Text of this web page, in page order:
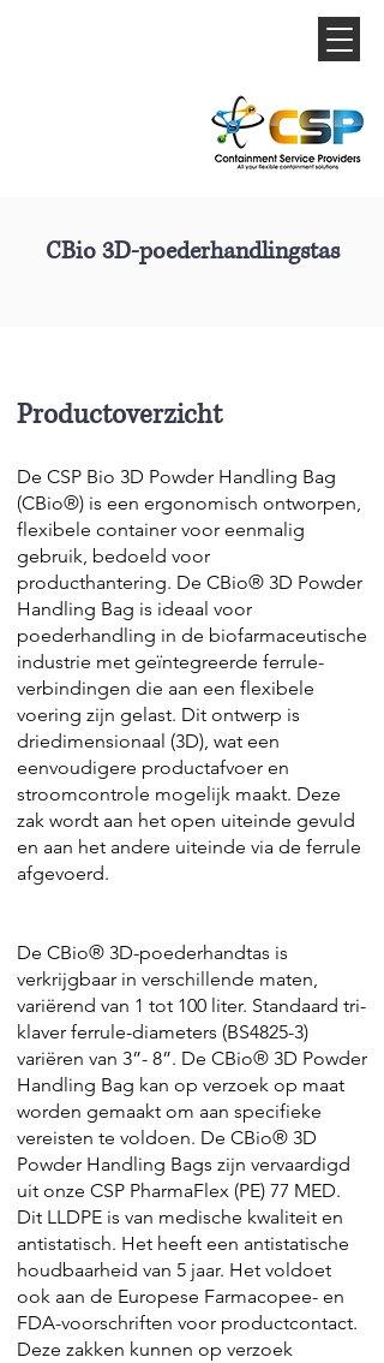
CBio 3D-poederhandlingstas
Productoverzicht
De CSP Bio 3D Powder Handling Bag
(CBio®) is een ergonomisch ontworpen,
flexibele container voor eenmalig
gebruik, bedoeld voor
producthantering. De CBio® 3D Powder
Handling Bag is ideaal voor
poederhandling in de biofarmaceutische
industrie met geïntegreerde ferrule-
verbindingen die aan een flexibele
voering zijn gelast. Dit ontwerp is
driedimensionaal (3D), wat een
eenvoudigere productafvoer en
stroomcontrole mogelijk maakt. Deze
zak wordt aan het open uiteinde gevuld
en aan het andere uiteinde via de ferrule
afgevoerd.
De CBio® 3D-poederhandtas is
verkrijgbaar in verschillende maten,
variërend van 1 tot 100 liter. Standaard tri-
klaver ferrule-diameters (BS4825-3)
variëren van 3”- 8”. De CBio® 3D Powder
Handling Bag kan op verzoek op maat
worden gemaakt om aan specifieke
vereisten te voldoen. De CBio® 3D
Powder Handling Bags zijn vervaardigd
uit onze CSP PharmaFlex (PE) 77 MED.
Dit LLDPE is van medische kwaliteit en
antistatisch. Het heeft een antistatische
houdbaarheid van 5 jaar. Het voldoet
ook aan de Europese Farmacopee- en
FDA-voorschriften voor productcontact.
Deze zakken kunnen op verzoek